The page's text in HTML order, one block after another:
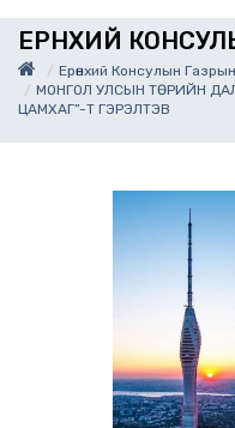
ЕРӨНХИЙ
Ерөнхий Консулын
МОНГОЛ УЛСЫН ТӨРИЙН
ЦАМХАГ”-Т ГЭРЭЛТЭВ